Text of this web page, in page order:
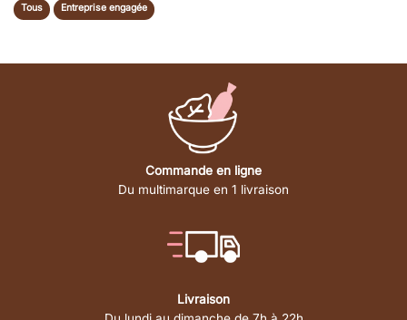
Tous Entreprise engagée
Commande en ligne
Du multimarque en 1 livraison
Livraison